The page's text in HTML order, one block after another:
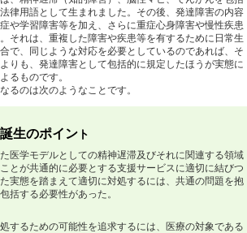
律用語として生まれました。その後、発達障害の内容
や学習障害等を加え、さらに重症心身障害や慢性疾患
それは、重複した障害や疾患等を有するために日常生
で、同じような対応を必要としているのであれば、そ
りも、発達障害として包括的に規定したほうが実態に
るものです。
るのは次のようなことです。
生のポイン ト
医学モデルとしての精神遅滞及びそれに関連する領域
とが共通的に必要とする支援サービスに適切に結びつ
実態を踏まえて適切に対処するには、共通の問題を抱
括する必要性があった。
するための可能性を追求するには、医療の対象である